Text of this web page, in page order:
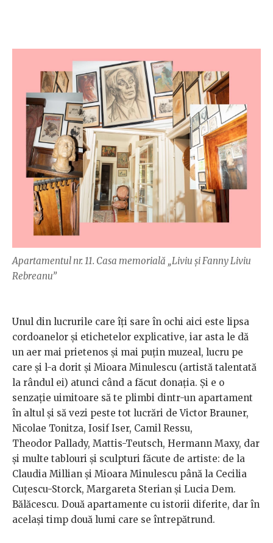
Apartamentul nr. 11. Casa memorială „Liviu și Fanny Liviu
Rebreanu”
Unul din lucrurile care îți sare în ochi aici este lipsa
cordoanelor și etichetelor explicative, iar asta le dă
un aer mai prietenos și mai puțin muzeal, lucru pe
care și l-a dorit și Mioara Minulescu (artistă talentată
la rândul ei) atunci când a făcut donația. Și e o
senzație uimitoare să te plimbi dintr-un apartament
în altul și să vezi peste tot lucrări de Victor Brauner,
Nicolae Tonitza, Iosif Iser, Camil Ressu,
Theodor Pallady, Mattis-Teutsch, Hermann Maxy, dar
și multe tablouri și sculpturi făcute de artiste: de la
Claudia Millian și Mioara Minulescu până la Cecilia
Cuțescu-Storck, Margareta Sterian și Lucia Dem.
Bălăcescu. Două apartamente cu istorii diferite, dar în
același timp două lumi care se întrepătrund.